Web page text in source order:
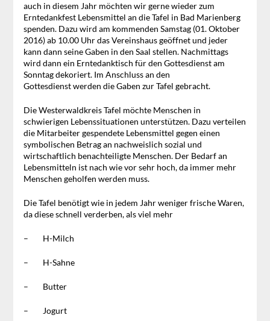
auch in diesem Jahr möchten wir gerne wieder zum
Erntedankfest Lebensmittel an die Tafel in Bad Marienberg
spenden. Dazu wird am kommenden Samstag (01. Oktober
2016) ab 10.00 Uhr das Vereinshaus geöffnet und jeder
kann dann seine Gaben in den Saal stellen. Nachmittags
wird dann ein Erntedanktisch für den Gottesdienst am
Sonntag dekoriert. Im Anschluss an den
Gottesdienst werden die Gaben zur Tafel gebracht.
Die Westerwaldkreis Tafel möchte Menschen in
schwierigen Lebenssituationen unterstützen. Dazu verteilen
die Mitarbeiter gespendete Lebensmittel gegen einen
symbolischen Betrag an nachweislich sozial und
wirtschaftlich benachteiligte Menschen. Der Bedarf an
Lebensmitteln ist nach wie vor sehr hoch, da immer mehr
Menschen geholfen werden muss.
Die Tafel benötigt wie in jedem Jahr weniger frische Waren,
da diese schnell verderben, als viel mehr
– H-Milch
– H-Sahne
– Butter
– Jogurt